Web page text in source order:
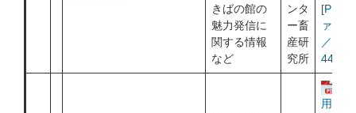
きばの館の
魅力発信に
関する情報
など
ンタ
ー畜
産研
究所
[PDF
ァイル
／
用ポリ